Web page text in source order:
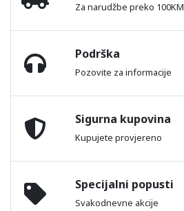
Za narudžbe preko 100KM
Podrška
Pozovite za informacije
Sigurna kupovina
Kupujete provjereno
Specijalni popusti
Svakodnevne akcije